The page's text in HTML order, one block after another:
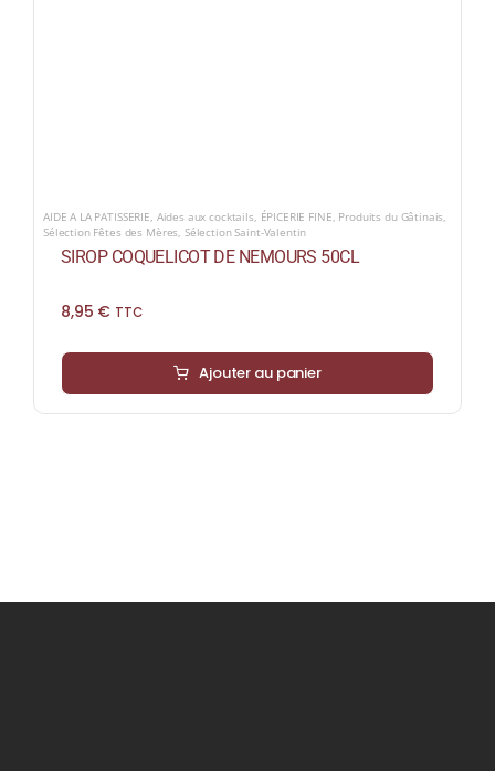
AIDE A LA PATISSERIE Aides aux cocktails ÉPICERIE FINE Produits du Gâtinais
Sélection Fêtes des Mères Sélection Saint-Valentin
SIROP COQUELICOT DE NEMOURS 50CL
8,95 € TTC
Ajouter au panier